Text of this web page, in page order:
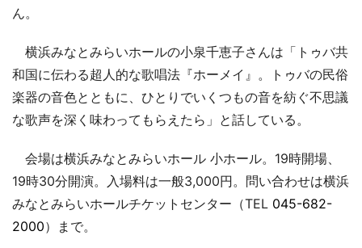
ん。
横浜みなとみらいホールの小泉千恵子さんは「トゥバ共
和国に伝わる超人的な歌唱法『ホーメイ』。トゥバの民俗
楽器の音色とともに、ひとりでいくつもの音を紡ぐ不思議
な歌声を深く味わってもらえたら」と話している。
会場は横浜みなとみらいホール 小ホール。19時開場、
19時30分開演。入場料は一般3,000円。問い合わせは横浜
みなとみらいホールチケットセンター（TEL 045-682-
2000）まで。